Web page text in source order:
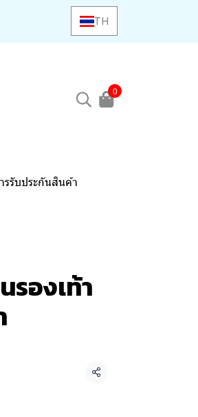
TH
0
รรับประกันสินค้า
องเท้า
แชร์